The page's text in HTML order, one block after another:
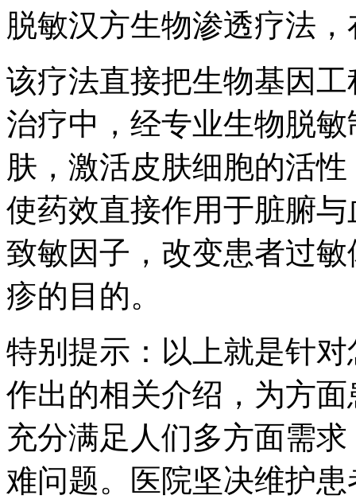
脱敏汉方生物渗透疗法
该疗法直接把生物基因
治疗中，经专业生物脱
肤，激活皮肤细胞的活
使药效直接作用于脏腑
致敏因子，改变患者过
疹的目的。
特别提示：以上就是针
作出的相关介绍，为方
充分满足人们多方面需
难问题。医院坚决维护